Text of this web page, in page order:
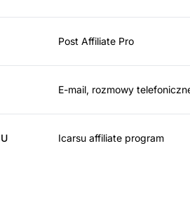
Post Affiliate Pro
E-mail, rozmowy
Icarsu affiliate program